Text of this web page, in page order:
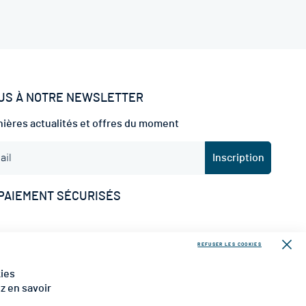
À NOTRE NEWSLETTER
actualités et offres du moment
Inscription
SÉCURISÉS
en savoir
REFUSER LES COOKIES